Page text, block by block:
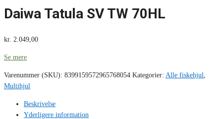
Daiwa Tatula SV TW 70HL
kr. 2.049,00
Se mere
Varenummer (SKU): 8399159572965768054 Kategorier: Alle fiskehjul
Multihjul
Beskrivelse
Yderligere information